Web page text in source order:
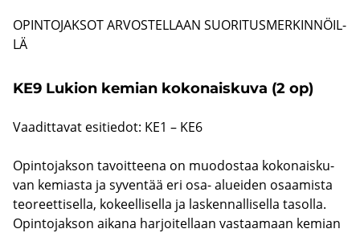
OPIN­TO­JAK­SOT AR­VOS­TEL­LAAN SUO­RI­TUS­MER­KIN­NÖIL­
LÄ
KE9 Lu­kion ke­mian ko­ko­nais­ku­va (2 op)
Vaa­dit­ta­vat esi­tie­dot: KE1 – KE6
Opin­to­jak­son ta­voit­tee­na on muo­dos­taa ko­ko­nais­ku­
van ke­mias­ta ja sy­ven­tää eri osa- aluei­den osaa­mis­ta
teo­reet­ti­sel­la, ko­keel­li­sel­la ja las­ken­nal­li­sel­la ta­sol­la.
Opin­to­jak­son ai­ka­na har­joi­tel­laan vas­taa­maan ke­mian